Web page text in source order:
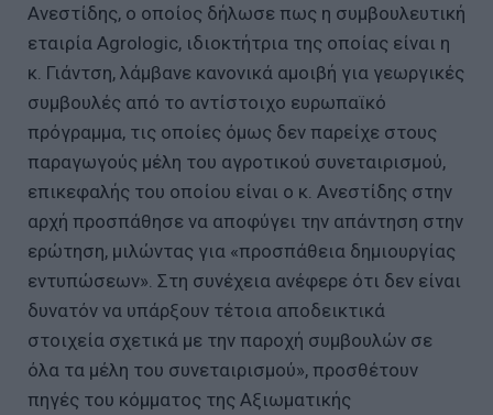
Ανεστίδης, ο οποίος δήλωσε πως η συμβουλευτική
εταιρία Agrologic, ιδιοκτήτρια της οποίας είναι η
κ. Γιάντση, λάμβανε κανονικά αμοιβή για γεωργικές
συμβουλές από το αντίστοιχο ευρωπαϊκό
πρόγραμμα, τις οποίες όμως δεν παρείχε στους
παραγωγούς μέλη του αγροτικού συνεταιρισμού,
επικεφαλής του οποίου είναι ο κ. Ανεστίδης στην
αρχή προσπάθησε να αποφύγει την απάντηση στην
ερώτηση, μιλώντας για «προσπάθεια δημιουργίας
εντυπώσεων». Στη συνέχεια ανέφερε ότι δεν είναι
δυνατόν να υπάρξουν τέτοια αποδεικτικά
στοιχεία σχετικά με την παροχή συμβουλών σε
όλα τα μέλη του συνεταιρισμού», προσθέτουν
πηγές του κόμματος της Αξιωματικής